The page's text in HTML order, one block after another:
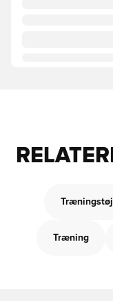
Træningstøj
Træning